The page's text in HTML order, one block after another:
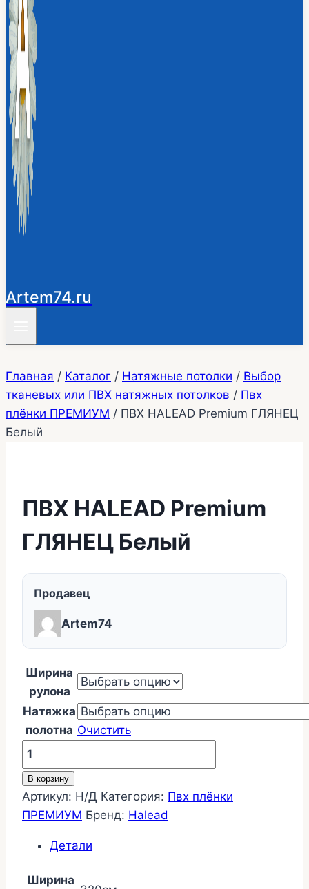
Artem74.ru
Главная / Каталог / Натяжные потолки / Выбор
тканевых или ПВХ натяжных потолков / Пвх
плёнки ПРЕМИУМ / ПВХ HALEAD Premium ГЛЯНЕЦ
Белый
ПВХ HALEAD Premium
ГЛЯНЕЦ Белый
Продавец
Artem74
Ширина
рулона
Натяжка
полотна Очистить
Количество
товара
ПВХ
HALEAD
Premium
ГЛЯНЕЦ
В корзину
Артикул: Н/Д Категория: Пвх плёнки
ПРЕМИУМ Бренд: Halead
Детали
Ширина